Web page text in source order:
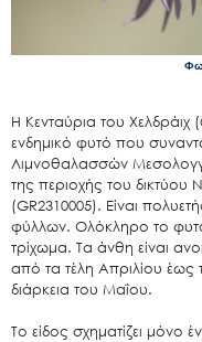
Η Κενταύρια του Χελδράιχ (
ενδημικό φυτό που
Λιμνοθαλασσών
της περιοχής του
(GR2310005). Είναι
φύλλων. Ολόκληρο το
τρίχωμα. Τα άνθη είναι
από τα τέλη Απριλίου έως
διάρκεια του Μαΐου.
Το είδος σχηματίζει μόνο